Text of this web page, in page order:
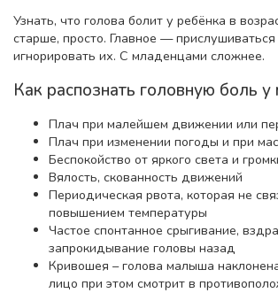
Узнать, что голова болит у ребёнка в
старше, просто. Главное —
игнорировать их. С младенцами сложнее.
Как распознать головную боль
Плач при малейшем движении или
Плач при изменении погоды и при
Беспокойство от яркого света и
Вялость, скованность движений
Периодическая рвота, которая не
повышением температуры
Частое спонтанное срыгивание,
запрокидывание головы назад
Кривошея – голова малыша
лицо при этом смотрит в